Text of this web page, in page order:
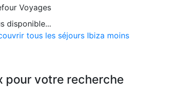
Voyages
disponible...
tous les séjours Ibiza moins
pour votre recherche